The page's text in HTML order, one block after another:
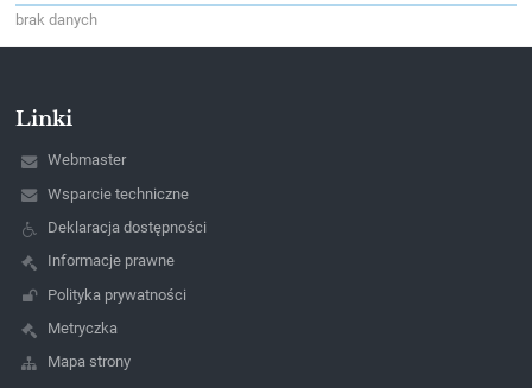
brak danych
Linki
Webmaster
Wsparcie techniczne
Deklaracja dostępności
Informacje prawne
Polityka prywatności
Metryczka
Mapa strony